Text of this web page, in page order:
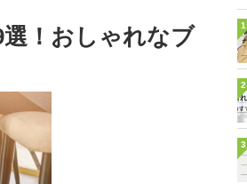
！おしゃれなブ
1
2
3